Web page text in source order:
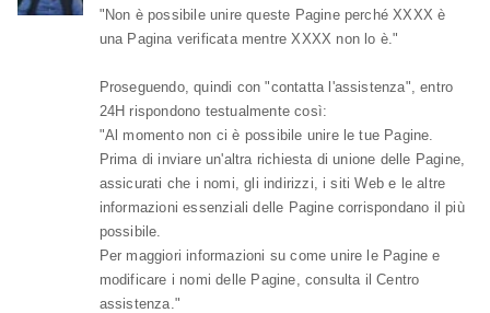
"Non è possibile unire queste Pagine perché XXXX è
una Pagina verificata mentre XXXX non lo è."
Proseguendo, quindi con "contatta l'assistenza", entro
24H rispondono testualmente così:
"Al momento non ci è possibile unire le tue Pagine.
Prima di inviare un'altra richiesta di unione delle Pagine,
assicurati che i nomi, gli indirizzi, i siti Web e le altre
informazioni essenziali delle Pagine corrispondano il più
possibile.
Per maggiori informazioni su come unire le Pagine e
modificare i nomi delle Pagine, consulta il Centro
assistenza."